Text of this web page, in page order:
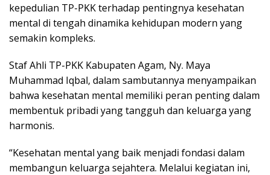
kepedulian TP-PKK terhadap pentingnya kesehatan
mental di tengah dinamika kehidupan modern yang
semakin kompleks.
Staf Ahli TP-PKK Kabupaten Agam, Ny. Maya
Muhammad Iqbal, dalam sambutannya menyampaikan
bahwa kesehatan mental memiliki peran penting dalam
membentuk pribadi yang tangguh dan keluarga yang
harmonis.
“Kesehatan mental yang baik menjadi fondasi dalam
membangun keluarga sejahtera. Melalui kegiatan ini,